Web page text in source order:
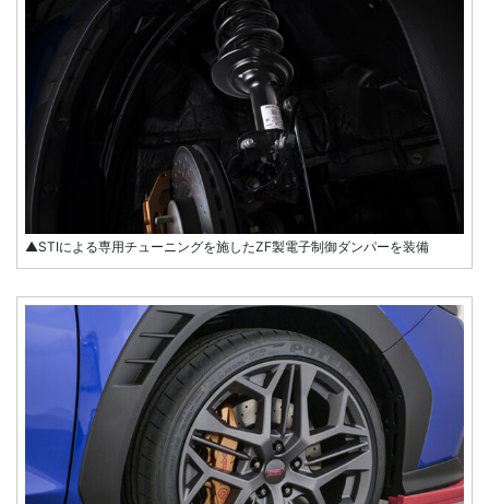
▲STIによる専用チューニングを施したZF製電子制御ダンパーを装備